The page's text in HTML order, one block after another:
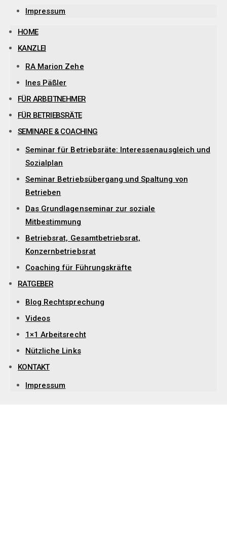
Impressum
HOME
KANZLEI
RA Marion Zehe
Ines Päßler
FÜR ARBEITNEHMER
FÜR BETRIEBSRÄTE
SEMINARE & COACHING
Seminar für Betriebsräte: Interessenausgleich und
Sozialplan
Seminar Betriebsübergang und Spaltung von
Betrieben
Das Grundlagenseminar zur soziale
Mitbestimmung
Betriebsrat, Gesamtbetriebsrat,
Konzernbetriebsrat
Coaching für Führungskräfte
RATGEBER
Blog Rechtsprechung
Videos
1×1 Arbeitsrecht
Nützliche Links
KONTAKT
Impressum